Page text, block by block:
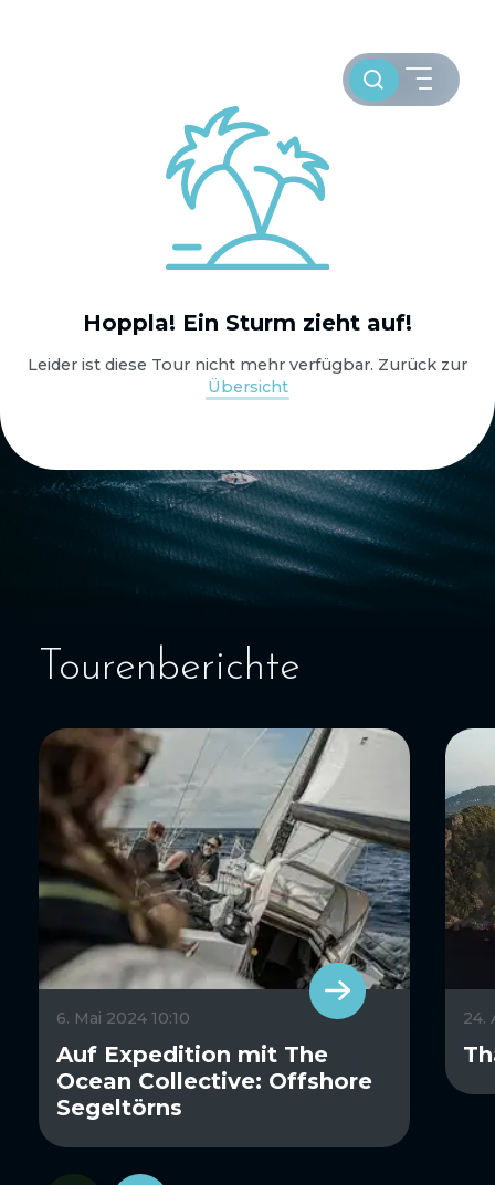
WELTWEIT SEGELN
OSTSEE SEGELTÖRNS
SERVICE
SEGELBLOG
Toursuche
Hoppla! Ein Sturm zieht auf!
Leider ist diese Tour nicht mehr verfügbar. Zurück zur
Übersicht
Tourenberichte
6. Mai 2024 10:10
Auf Expedition mit The
Ocean Collective: Offshore
Segeltörns
24.